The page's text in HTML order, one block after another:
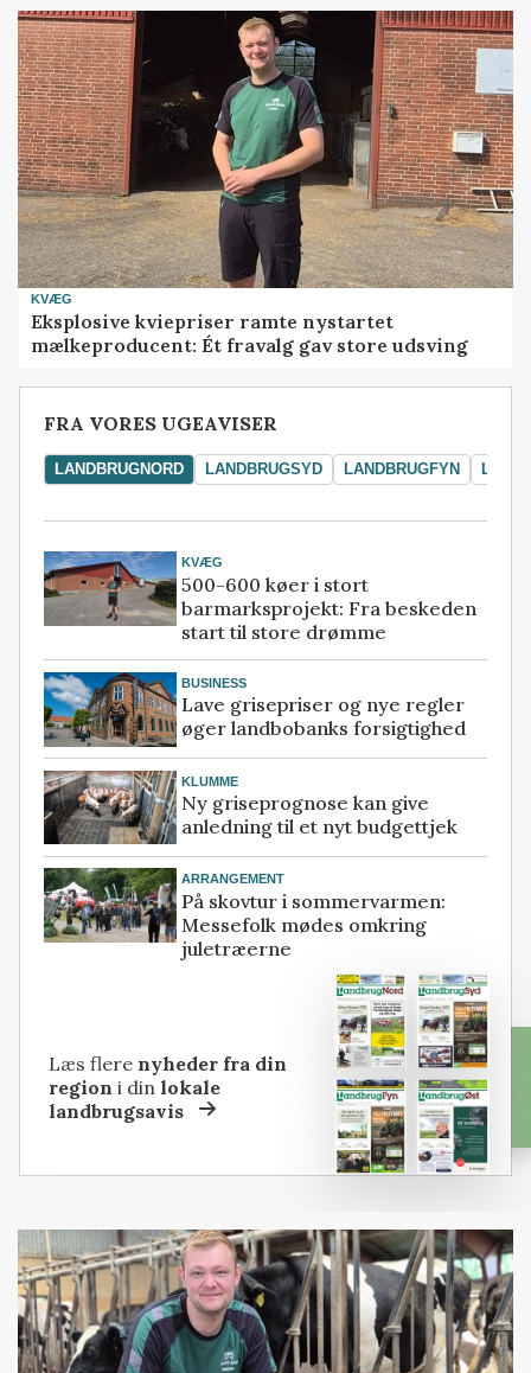
KVÆG
Eksplosive kviepriser ramte nystartet
mælkeproducent: Ét fravalg gav store udsving
FRA VORES UGEAVISER
LANDBRUGNORD LANDBRUGSYD LANDBRUGFYN
KVÆG
500-600 køer i stort
barmarksprojekt: Fra beskeden
start til store drømme
BUSINESS
Lave grisepriser og nye regler
øger landbobanks forsigtighed
KLUMME
Ny griseprognose kan give
anledning til et nyt budgettjek
ARRANGEMENT
På skovtur i sommervarmen:
Messefolk mødes omkring
juletræerne
Læs flere nyheder fra din
region i dinlokale
landbrugsavis